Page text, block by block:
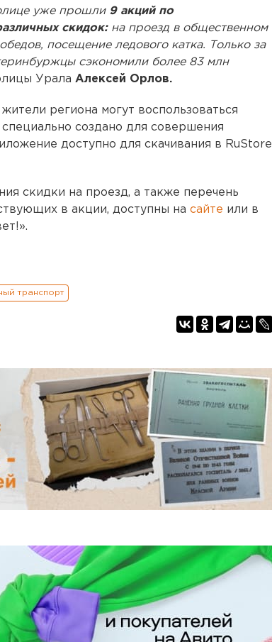
уже прошли 9 акций по
скидок: на проезд в общественном
посещение ледового катка. Только за
сэкономили более 83 млн
Урала Алексей Орлов.
региона могут воспользоваться
создано для совершения
доступно для скачивания в RuStore
скидки на проезд, а также перечень
в акции, доступны на сайте или в
транспорт